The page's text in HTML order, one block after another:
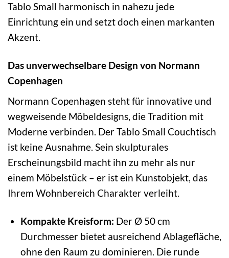
Tablo Small harmonisch in nahezu jede
Einrichtung ein und setzt doch einen markanten
Akzent.
Das unverwechselbare Design von Normann
Copenhagen
Normann Copenhagen steht für innovative und
wegweisende Möbeldesigns, die Tradition mit
Moderne verbinden. Der Tablo Small Couchtisch
ist keine Ausnahme. Sein skulpturales
Erscheinungsbild macht ihn zu mehr als nur
einem Möbelstück – er ist ein Kunstobjekt, das
Ihrem Wohnbereich Charakter verleiht.
Kompakte Kreisform: Der Ø 50 cm
Durchmesser bietet ausreichend Ablagefläche,
ohne den Raum zu dominieren. Die runde